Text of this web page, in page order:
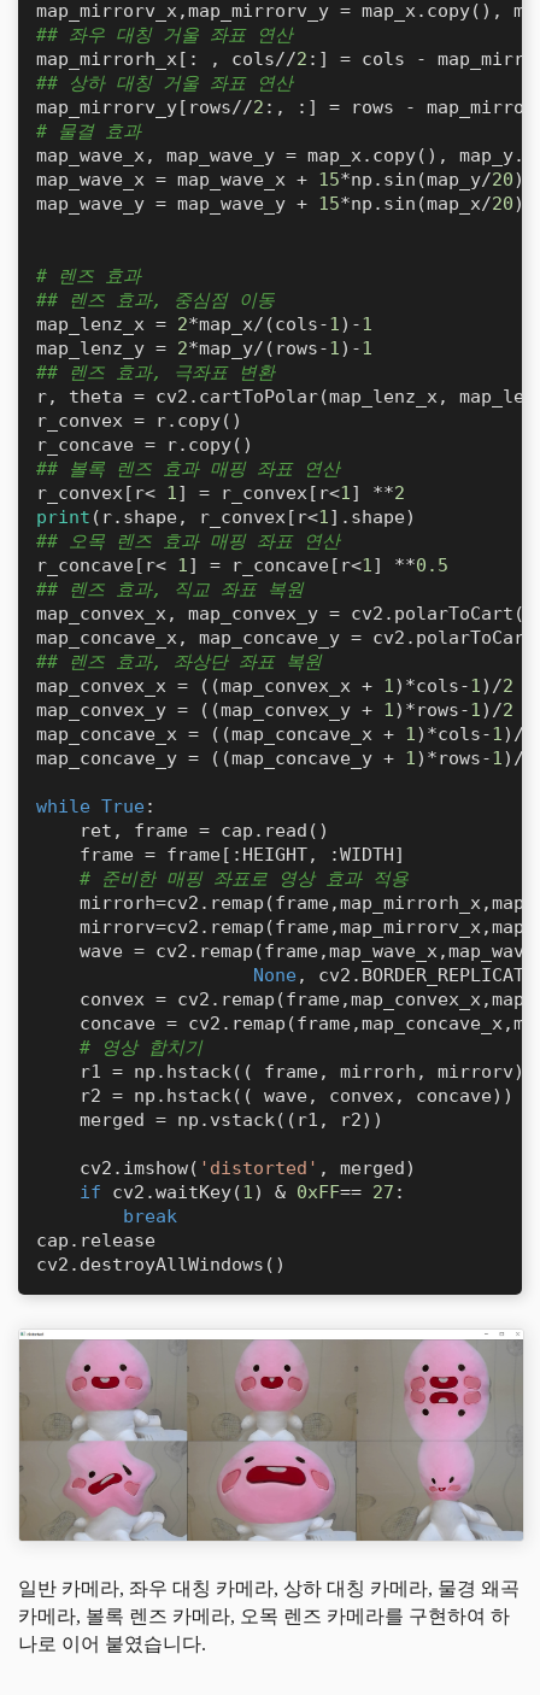
## 좌우 대칭 거울 좌표 연산
map_mirrorh_x[: , cols//2 :] = cols -
## 상하 대칭 거울 좌표 연산
map_mirrorv_y[rows//2 :, :] = rows -
# 물결 효과
map_wave_x, map_wave_y = map_x.copy(),
map_wave_x = map_wave_x + 15*np.sin(map_y/20)
map_wave_y = map_wave_y + 15*np.sin(map_x/20
# 렌즈 효과
## 렌즈 효과, 중심점 이동
map_lenz_x = 2*map_x/(cols-1)-1
map_lenz_y = 2*map_y/(rows-1)-1
## 렌즈 효과, 극좌표 변환
r, theta = cv2.cartToPolar(map_lenz_x,
r_convex = r.copy()
## 볼록 렌즈 효과 매핑 좌표 연산
r_convex[r< 1] = r_convex[r<1] **2
print (r.shape, r_convex[r<1
## 오목 렌즈 효과 매핑 좌표 연산
r_concave[r< 1] = r_concave[r<1] **0.5
## 렌즈 효과, 직교 좌표 복원
map_convex_x, map_convex_y =
## 렌즈 효과, 좌상단 좌표 복원
map_convex_x = ((map_convex_x + 1)*cols-1)/2
map_convex_y = ((map_convex_y + 1)*rows-1)/2
map_concave_x = ((map_concave_x + 1)*cols-1)/
map_concave_y = ((map_concave_y + 1)*rows-1)/
while True:
    ret, frame = cap.read()
    frame = frame[:HEIGHT, :WIDTH]
# 준비한 매핑 좌표로 영상 효과 적용
wave =
None,
convex =
concave =
# 영상 합치기
    r1 = np.hstack(( frame, mirrorh, mirrorv))
    r2 = np.hstack(( wave, convex, concave))
    merged = np.vstack((r1, r2))
    cv2.imshow(
'distorted' , merged)
if cv2.waitKey(1) & 0xFF== 27 :
break
cap.release
cv2.destroyAllWindows()
일반 카메라, 좌우 대칭 카메라, 상하 대칭 카메라, 물경 왜곡
카메라, 볼록 렌즈 카메라, 오목 렌즈 카메라를 구현하여 하
나로 이어 붙였습니다.